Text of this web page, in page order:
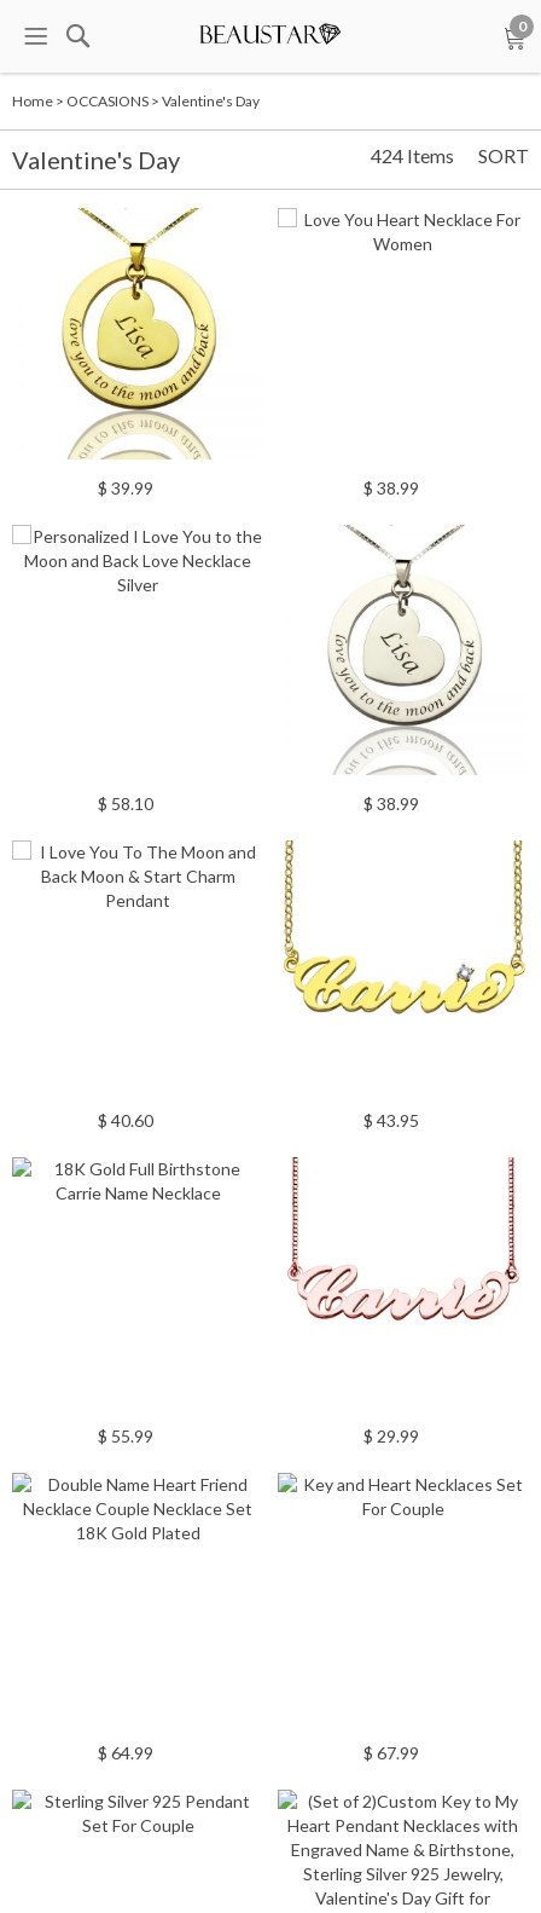
0
Home > OCCASIONS > Valentine's Day
Valentine's Day SORT
424 Items
$ 39.99 $ 38.99
$ 58.10 $ 38.99
$ 40.60 $ 43.95
$ 55.99 $ 29.99
$ 64.99 $ 67.99